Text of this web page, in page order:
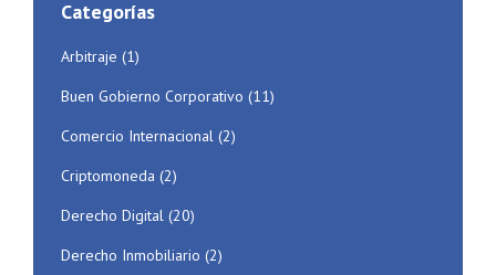
Categorías
Arbitraje (1)
Buen Gobierno Corporativo (11)
Comercio Internacional (2)
Criptomoneda (2)
Derecho Digital (20)
Derecho Inmobiliario (2)